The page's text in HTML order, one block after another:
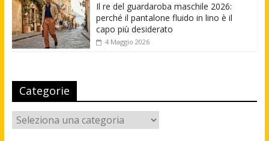
Il re del guardaroba maschile 2026:
perché il pantalone fluido in lino è il
capo più desiderato
4 Maggio 2026
Categorie
Categorie